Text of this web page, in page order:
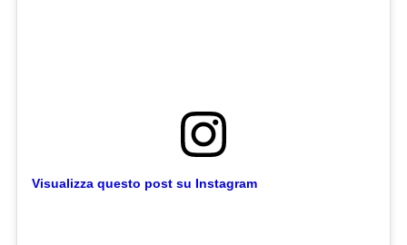
Visualizza questo post su Instagram